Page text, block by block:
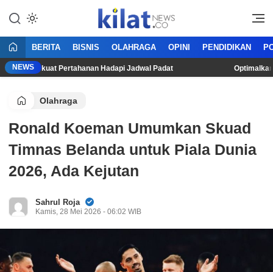
KilatNews.co
Mencerdaskan Anak Bangsa
BERITA BISNIS OLAHRAGA OPINI PENDIDIKAN
NEWS
Perkuat Pertahanan Hadapi Jadwal Padat Optimalkan
Olahraga
Ronald Koeman Umumkan Skuad
Timnas Belanda untuk Piala Dunia
2026, Ada Kejutan
Sahrul Roja
Kamis, 28 Mei 2026 - 06:02 WIB